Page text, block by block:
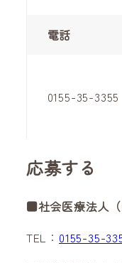
電話
0155-35-3355
応募する
■社会医療法人（
TEL： 0155-35-